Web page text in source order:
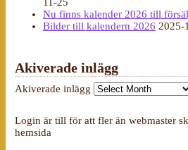
Nu finns kalender 2026 till
Bilder till kalendern 2026 2025-
Akiverade inlägg
Akiverade inlägg
Login är till för att fler än webmaster
hemsida